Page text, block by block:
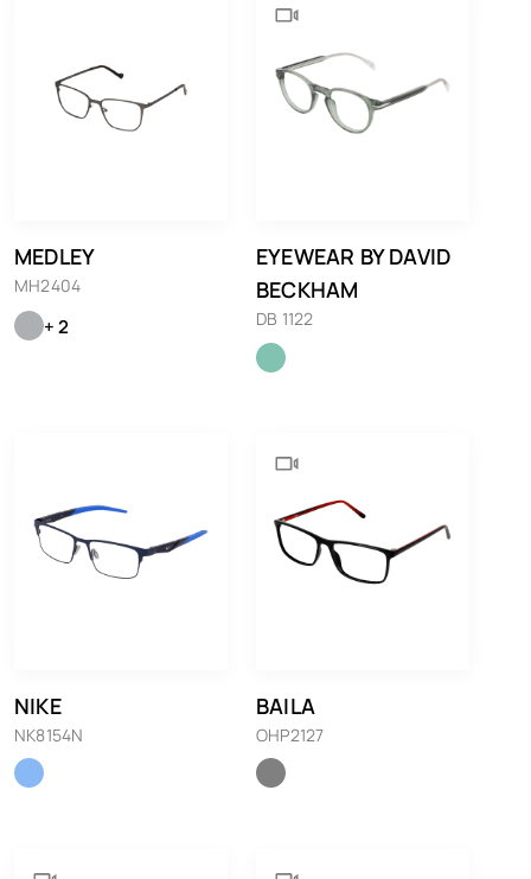
MEDLEY
MH2404
+ 2
EYEWEAR BY DAVID
BECKHAM
DB 1122
NIKE
NK8154N
BAILA
OHP2127